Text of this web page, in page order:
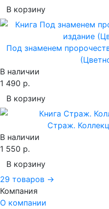
В корзину
Под знаменем
В наличии
1 490 р.
В корзину
Страж.
В наличии
1 550 р.
В корзину
29 товаров →
Компания
О компании